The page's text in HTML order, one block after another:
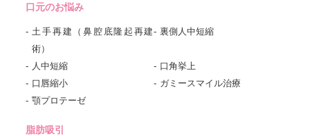
口元のお悩み
土手再建（鼻腔底隆起再建
術）
裏側人中短縮
人中短縮
口角挙上
口唇縮小
ガミースマイル治療
顎プロテーゼ
脂肪吸引